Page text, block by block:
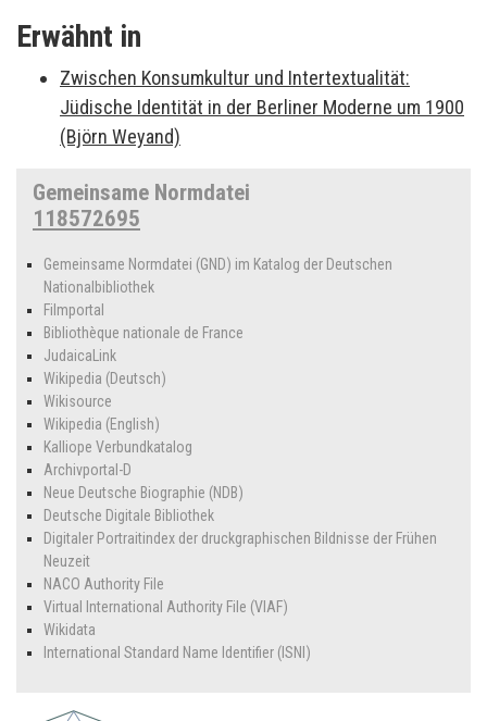
Erwähnt in
Zwischen Konsumkultur und Intertextualität:
Jüdische Identität in der Berliner Moderne um 1900
(Björn Weyand)
Gemeinsame Normdatei
118572695
Gemeinsame Normdatei (GND) im Katalog der Deutschen
Nationalbibliothek
Filmportal
Bibliothèque nationale de France
JudaicaLink
Wikipedia (Deutsch)
Wikisource
Wikipedia (English)
Kalliope Verbundkatalog
Archivportal-D
Neue Deutsche Biographie (NDB)
Deutsche Digitale Bibliothek
Digitaler Portraitindex der druckgraphischen Bildnisse der Frühen
Neuzeit
NACO Authority File
Virtual International Authority File (VIAF)
Wikidata
International Standard Name Identifier (ISNI)